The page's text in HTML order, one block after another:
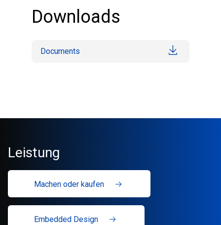
Downloads
Documents
Leistung
Machen oder kaufen
Embedded Design